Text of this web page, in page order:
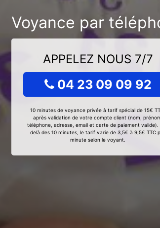
Voyance par
APPELEZ NOUS 7/7
04 23 09 09 92
10 minutes de voyance privée à tarif spécial de 15€
après validation de votre compte client (nom,
téléphone, adresse, email et carte de paiement valide).
delà des 10 minutes, le tarif varie de 3,5€ à 9,5€ TTC
minute selon le voyant.